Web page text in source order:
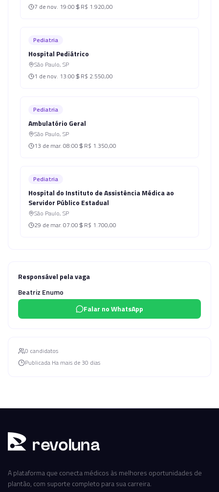
7 de nov. 19:00 R$ 1.920,00
Pediatria
Hospital Pediátrico
São Paulo, SP
1 de nov. 13:00 R$ 2.550,00
Pediatria
Ambulatório Geral
São Paulo, SP
13 de mar. 08:00 R$ 1.350,00
Pediatria
Hospital do Instituto de Assistência Médica ao
Servidor Público Estadual
São Paulo, SP
29 de mar. 07:00 R$ 1.700,00
Responsável pela vaga
Beatriz Enumo
Falar no WhatsApp
0 candidatos
Publicada Ha mais de 30 dias
revoluna
A plataforma que conecta médicos às melhores oportunidades de
plantão, com suporte completo para sua carreira.